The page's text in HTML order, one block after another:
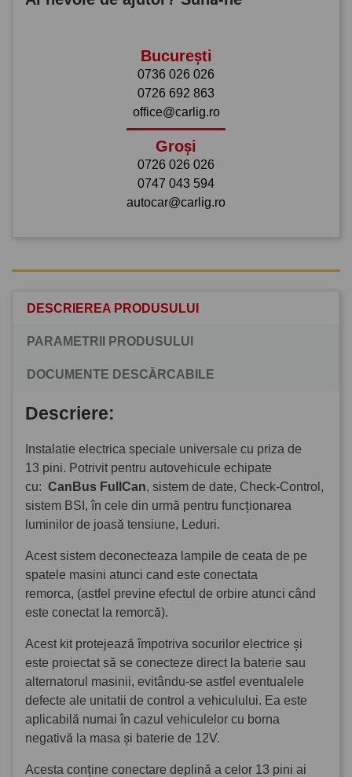
București
0736 026 026
0726 692 863
office@carlig.ro
Groși
0726 026 026
0747 043 594
autocar@carlig.ro
DESCRIEREA PRODUSULUI
PARAMETRII PRODUSULUI
DOCUMENTE DESCĂRCABILE
Descriere:
Instalatie electrica speciale universale cu priza de
13 pini. Potrivit pentru autovehicule echipate
cu: CanBus FullCan, sistem de date, Check-Control,
sistem BSI, în cele din urmă pentru funcționarea
luminilor de joasă tensiune, Leduri.
Acest sistem deconecteaza lampile de ceata de pe
spatele masini atunci cand este conectata
remorca, (astfel previne efectul de orbire atunci când
este conectat la remorcă).
Acest kit protejează împotriva socurilor electrice și
este proiectat să se conecteze direct la baterie sau
alternatorul masinii, evitându-se astfel eventualele
defecte ale unitatii de control a vehiculului. Ea este
aplicabilă numai în cazul vehiculelor cu borna
negativă la masa și baterie de 12V.
Acesta conține conectare deplină a celor 13 pini ai